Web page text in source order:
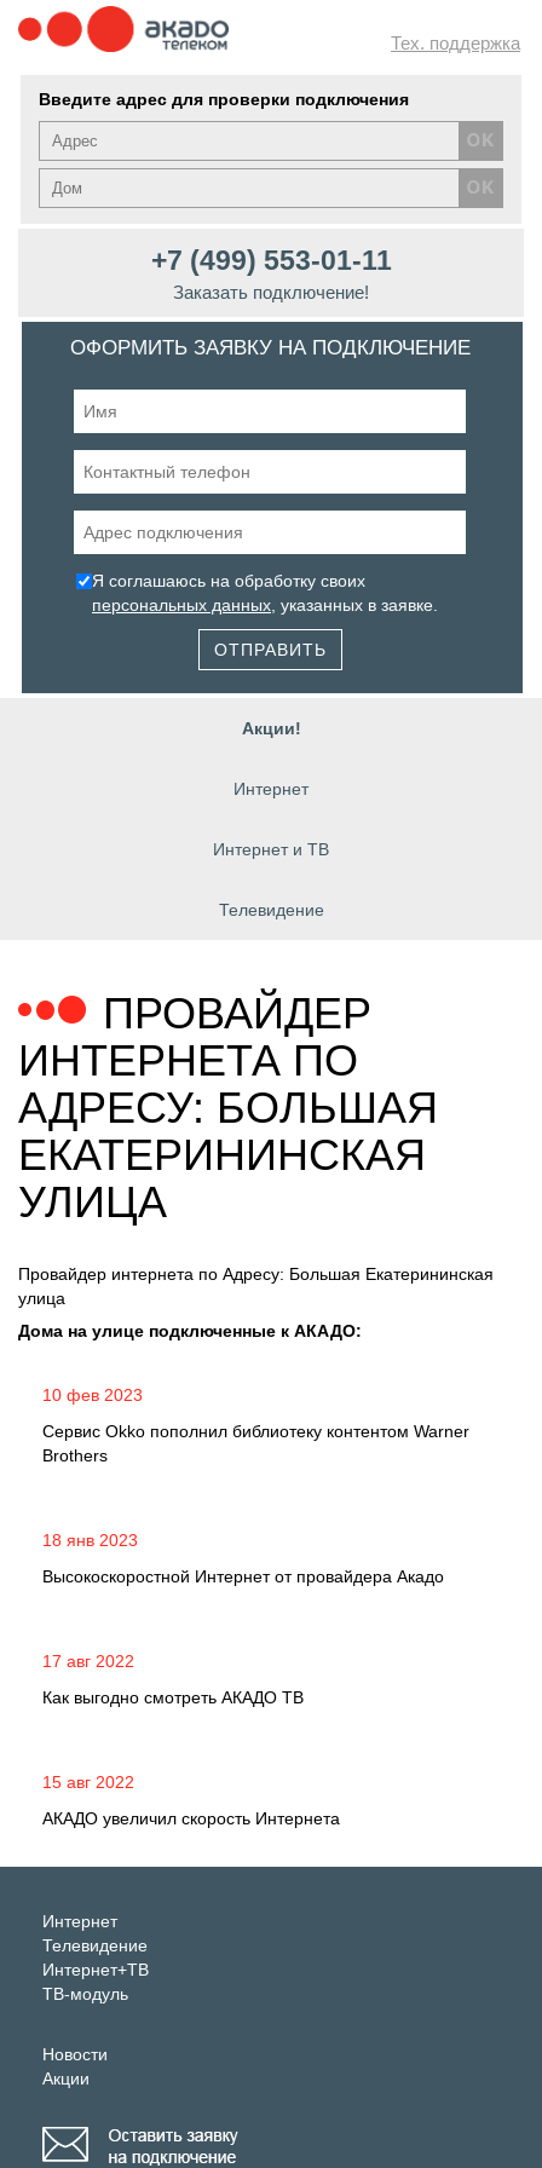
Тех. поддержка
Введите адрес для проверки подключения
+7 (499) 553-01-11
Заказать подключение!
ОФОРМИТЬ ЗАЯВКУ НА ПОДКЛЮЧЕНИЕ
Я соглашаюсь на обработку своих
персональных данных , указанных в заявке.
ОТПРАВИТЬ
Акции!
Интернет
Интернет и ТВ
Телевидение
ПРОВАЙДЕР
ИНТЕРНЕТА ПО
АДРЕСУ: БОЛЬШАЯ
ЕКАТЕРИНИНСКАЯ
УЛИЦА
Провайдер интернета по Адресу: Большая Екатерининская
улица
Дома на улице подключенные к АКАДО:
10 фев 2023
Сервис Okko пополнил библиотеку контентом Warner
Brothers
18 янв 2023
Высокоскоростной Интернет от провайдера Акадо
17 авг 2022
Как выгодно смотреть АКАДО ТВ
15 авг 2022
АКАДО увеличил скорость Интернета
Интернет
Телевидение
Интернет+ТВ
ТВ-модуль
Новости
Акции